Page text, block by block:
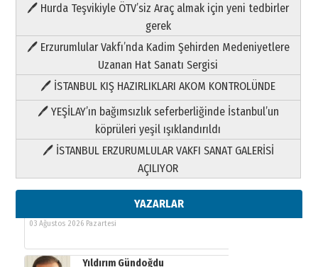
🖊 Hurda Teşvikiyle ÖTV’siz Araç almak için yeni tedbirler
gerek
🖊 Erzurumlular Vakfı’nda Kadim Şehirden Medeniyetlere
Uzanan Hat Sanatı Sergisi
🖊 İSTANBUL KIŞ HAZIRLIKLARI AKOM KONTROLÜNDE
🖊 YEŞİLAY’ın bağımsızlık seferberliğinde İstanbul’un
köprüleri yeşil ışıklandırıldı
🖊 İSTANBUL ERZURUMLULAR VAKFI SANAT GALERİSİ
AÇILIYOR
YAZARLAR
Paranın Aile Kültüründeki Yeri
03 Ağustos 2026 Pazartesi
Yıldırım Gündoğdu
HAVVA’NIN ÜÇ KIZI
09 Temmuz 2026 Perşembe
Yusuf POLAT
Şampiyonluk Sebahattin Şirin’e
11 Mayıs 2026 Pazartesi
Neşat YALÇIN
03 Ağustos 2026 Pazartesi